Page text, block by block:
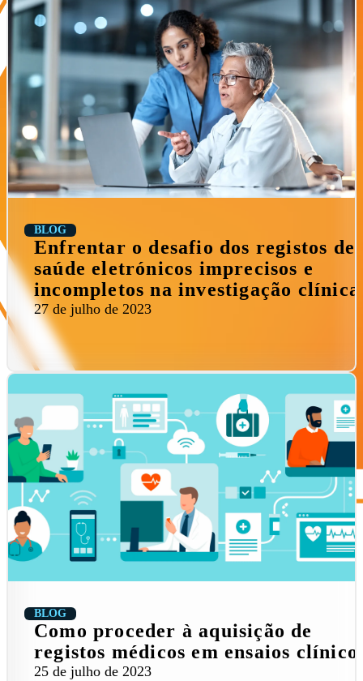
BLOG
Enfrentar o desafio dos registos de
saúde eletrónicos imprecisos e
incompletos na investigação clínica
27 de julho de 2023
BLOG
Como proceder à aquisição de
registos médicos em ensaios
25 de julho de 2023